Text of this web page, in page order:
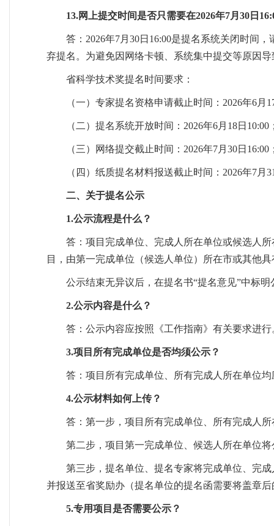
13.网上提交时间是否只需要在2026年7月30日
答：2026年7月30日16:00是提名系统关闭时间
弃提名。为避免因网络卡顿、系统集中提交等原因
省科学技术奖提名时间要求：
（一）专家提名资格申请截止时间：2026年6月
（二）提名系统开放时间：2026年6月18日10:00
（三）网络提交截止时间：2026年7月30日16:00
（四）纸质提名材料报送截止时间：2026年7月
二、关于提名公示
1.公示流程是什么？
答：项目完成单位、完成人所在单位或候选人
目，由第一完成单位（候选人单位）所在市或其他
公示结束无异议后，在提名书“提名意见”中标
2.公示内容是什么？
答：公示内容应按照《工作指南》有关要求进行
3.项目所有完成单位是否均须公示？
答：项目所有完成单位、所有完成人所在单位
4.公示材料如何上传？
答：第一步，项目所有完成单位、所有完成人
第二步，项目第一完成单位、候选人所在单位
第三步，提名单位、提名专家将完成单位、完
并报送至省奖励办（提名单位的提名函需要将盖章
5.专用项目是否需要公示？